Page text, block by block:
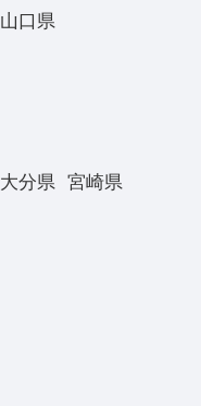
山口県
大分県
宮崎県